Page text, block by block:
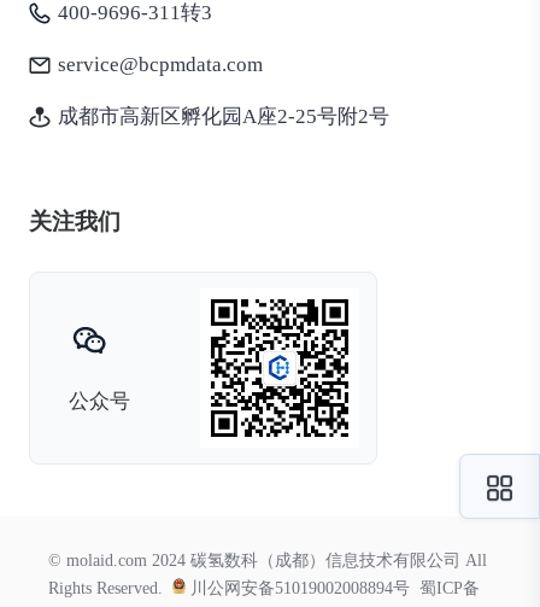
400-9696-311转3
service@bcpmdata.com
成都市高新区孵化园A座2-25号附2号
关注我们
公众号
© molaid.com 2024 碳氢数科（成都）信息技术有限公司 All
Rights Reserved.
川公网安备51019002008894号 蜀ICP备